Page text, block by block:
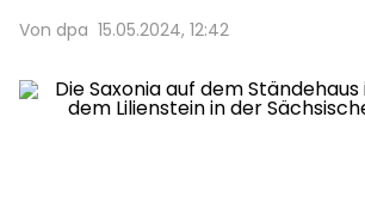
Von dpa 15.05.2024, 12:42